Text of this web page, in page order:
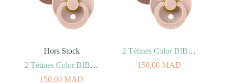
Hors Stock
2 Tétines Color BIBS – Woodchuck/Blush Taille 1 (0-6mois)
150,00 MAD
2 Tétines Color BIBS – Woodchuck/Blush Taille 2 (6-18mois)
150,00 MAD